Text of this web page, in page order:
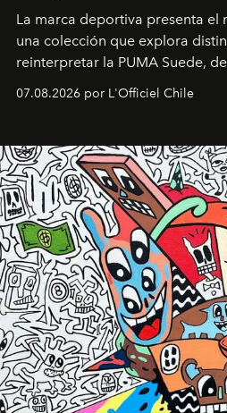
La marca deportiva presenta el
una colección que explora
reinterpretar la PUMA Suede,
deportiva hasta una mirada
diseño y el universo outdoor.
07.08.2026 por L'Officiel Chile